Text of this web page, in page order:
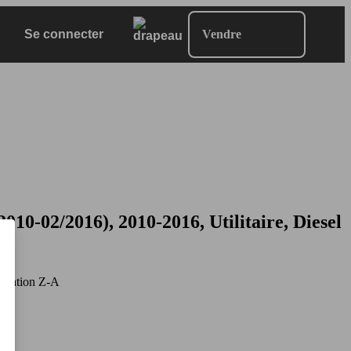
Se connecter Vendre
02/2016), 2010-2016, Utilitaire, Diesel
Z-A